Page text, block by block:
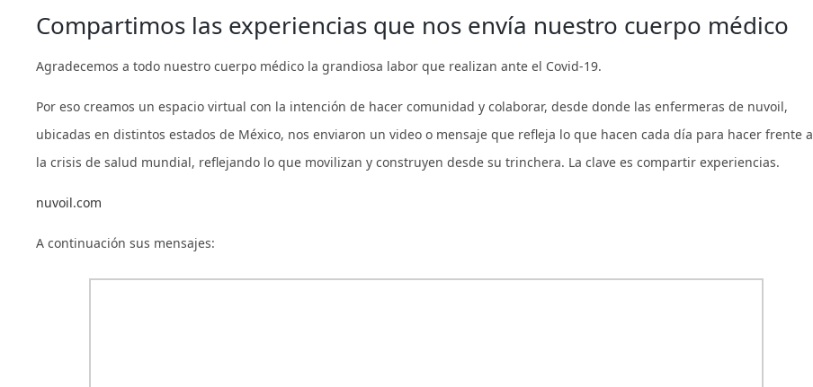
Compartimos las experiencias que nos envía nuestro cuerpo médico
Agradecemos a todo nuestro cuerpo médico la grandiosa labor que realizan ante el Covid-19.
Por eso creamos un espacio virtual con la intención de hacer comunidad y colaborar, desde donde las enfermeras de nuvoil,
ubicadas en distintos estados de México, nos enviaron un video o mensaje que refleja lo que hacen cada día para hacer frente a
la crisis de salud mundial, reflejando lo que movilizan y construyen desde su trinchera. La clave es compartir experiencias.
nuvoil.com
A continuación sus mensajes: